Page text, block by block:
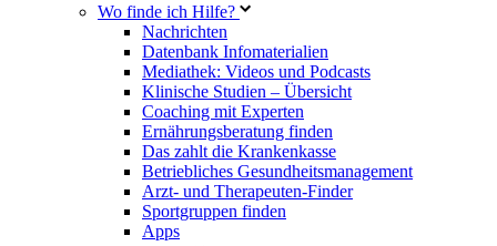
Wo finde ich Hilfe?
Nachrichten
Datenbank Infomaterialien
Mediathek: Videos und Podcasts
Klinische Studien – Übersicht
Coaching mit Experten
Ernährungsberatung finden
Das zahlt die Krankenkasse
Betriebliches Gesundheitsmanagement
Arzt- und Therapeuten-Finder
Sportgruppen finden
Apps